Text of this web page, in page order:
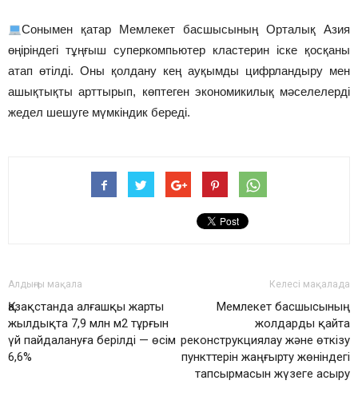
Сонымен қатар Мемлекет басшысының Орталық Азия
өңіріндегі тұңғыш суперкомпьютер кластерин іске қосқаны
атап өтілді. Оны қолдану кең ауқымды цифрландыру мен
ашықтықты арттырып, көптеген экономикилық мәселелерді
жедел шешуге мүмкіндик береді.
Алдыңғы мақала
Қазақстанда алғашқы жарты
жылдықта 7,9 млн м2 тұрғын
үй пайдалануға берілді — өсім
6,6%
Келесі мақалада
Мемлекет басшысының
жолдарды қайта
реконструкциялау және өткізу
пункттерін жаңғырту жөніндегі
тапсырмасын жүзеге асыру